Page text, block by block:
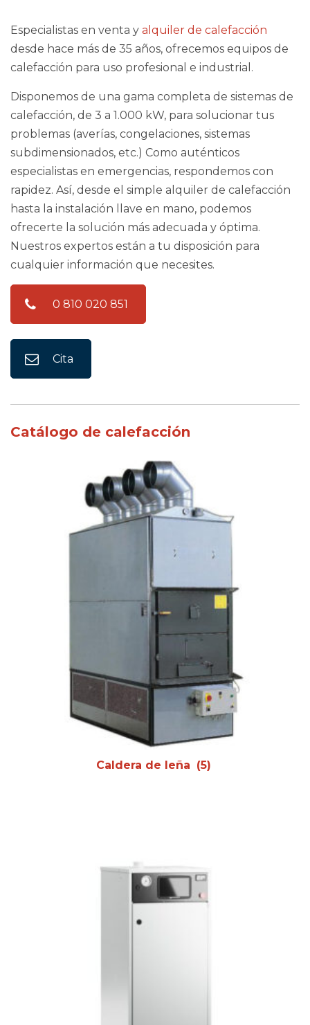
Especialistas en venta y alquiler de calefacción
desde hace más de 35 años, ofrecemos equipos de
calefacción para uso profesional e industrial.
Disponemos de una gama completa de sistemas de
calefacción, de 3 a 1.000 kW, para solucionar tus
problemas (averías, congelaciones, sistemas
subdimensionados, etc.) Como auténticos
especialistas en emergencias, respondemos con
rapidez. Así, desde el simple alquiler de calefacción
hasta la instalación llave en mano, podemos
ofrecerte la solución más adecuada y óptima.
Nuestros expertos están a tu disposición para
cualquier información que necesites.
0 810 020 851
Cita
Catálogo de calefacción
Caldera de leña (5)